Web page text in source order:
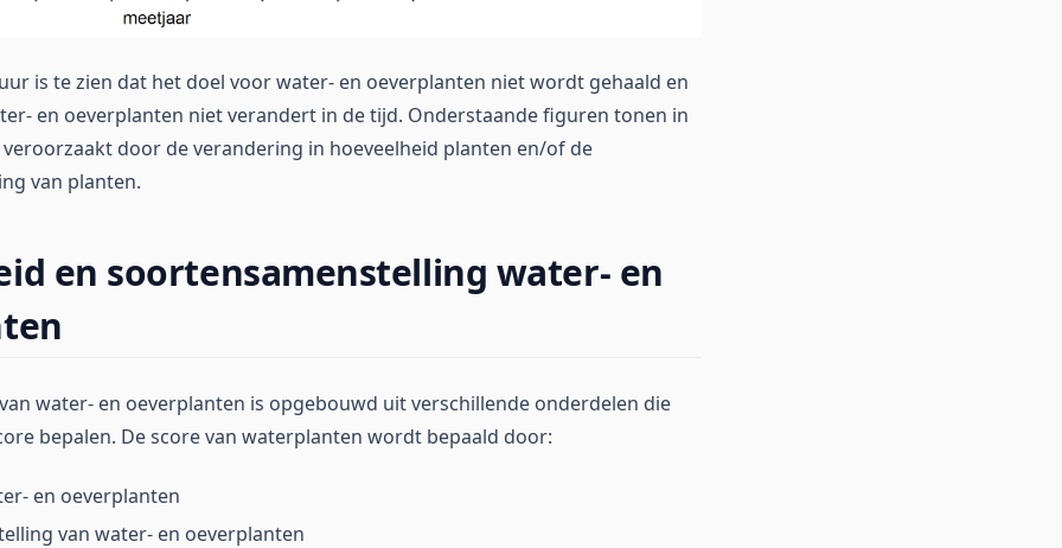
is te zien dat het doel voor water- en oeverplanten niet wordt gehaald en
en oeverplanten niet verandert in de tijd. Onderstaande figuren tonen in
door de verandering in hoeveelheid planten en/of de
van planten.
en soortensamenstelling water- en
water- en oeverplanten is opgebouwd uit verschillende onderdelen die
bepalen. De score van waterplanten wordt bepaald door:
en oeverplanten
van water- en oeverplanten